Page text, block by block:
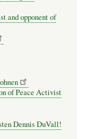
and opponent of
of Peace Activist
Dennis DuVall!